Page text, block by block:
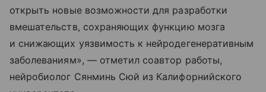
открыть новые возможности для разработки
вмешательств, сохраняющих функцию мозга
и снижающих уязвимость к нейродегенеративным
заболеваниям», — отметил соавтор работы,
нейробиолог Сянминь Сюй из Калифорнийского